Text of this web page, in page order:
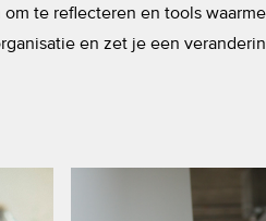
te reflecteren en tools
en zet je een